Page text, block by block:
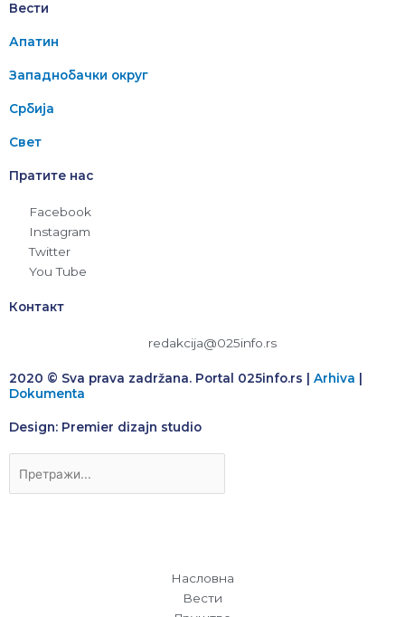
Вести
Апатин
Западнобачки округ
Србија
Свет
Пратите нас
Facebook
Instagram
Twitter
You Tube
Контакт
redakcija@025info.rs
2020 © Sva prava zadržana. Portal 025info.rs | Arhiva
Dokumenta
Design: Premier dizajn studio
Насловна
Вести